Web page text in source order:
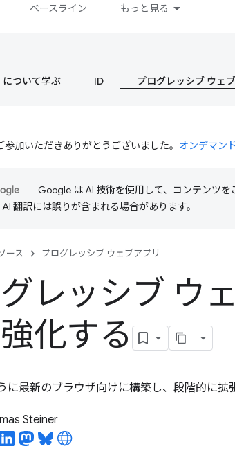
ベースライン もっと見る
ついて学ぶ ID プログレッシブ ウェ
加いただきありがとうございました。 オンデマン
Google は AI 技術を使用して、コンテンツを
翻訳には誤りが含まれる場合があります。
ース プログレッシブ ウェブアプリ
レッシブ ウ
化する
に最新のブラウザ向けに構築し、段階的に拡
Steiner